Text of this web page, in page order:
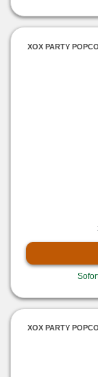
XOX PARTY
XOX PARTY